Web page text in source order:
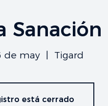
C H
Sanación
de may Tigard
está cerrado